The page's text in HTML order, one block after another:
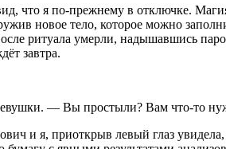
что я по-прежнему в отключке.
новое тело, которое можно
ритуала умерли, надышавшись
завтра.
— Вы простыли? Вам что-то
и я, приоткрыв левый глаз